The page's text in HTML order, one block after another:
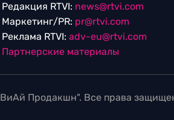
Редакция RTVI: news@rtvi.com
Маркетинг/PR: pr@rtvi.com
Реклама RTVI: adv-eu@rtvi.com
Партнерские материалы
Продакшн". Все права